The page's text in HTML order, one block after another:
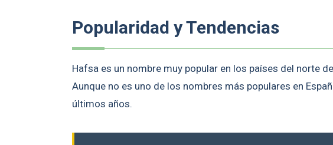
Popularidad y Tendencias
Hafsa es un nombre muy popular en los países del norte
Aunque no es uno de los nombres más populares en
últimos años.